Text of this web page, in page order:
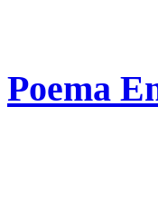
Poema